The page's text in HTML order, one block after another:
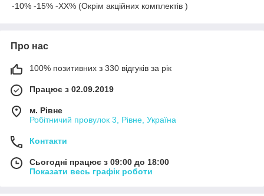
-10% -15% -ХХ% (Окрім акційних комплектів )
Про нас
100% позитивних з 330 відгуків за рік
Працює з 02.09.2019
м. Рівне
Робітничий провулок 3, Рівне, Україна
Контакти
Сьогодні працює з 09:00 до 18:00
Показати весь графік роботи